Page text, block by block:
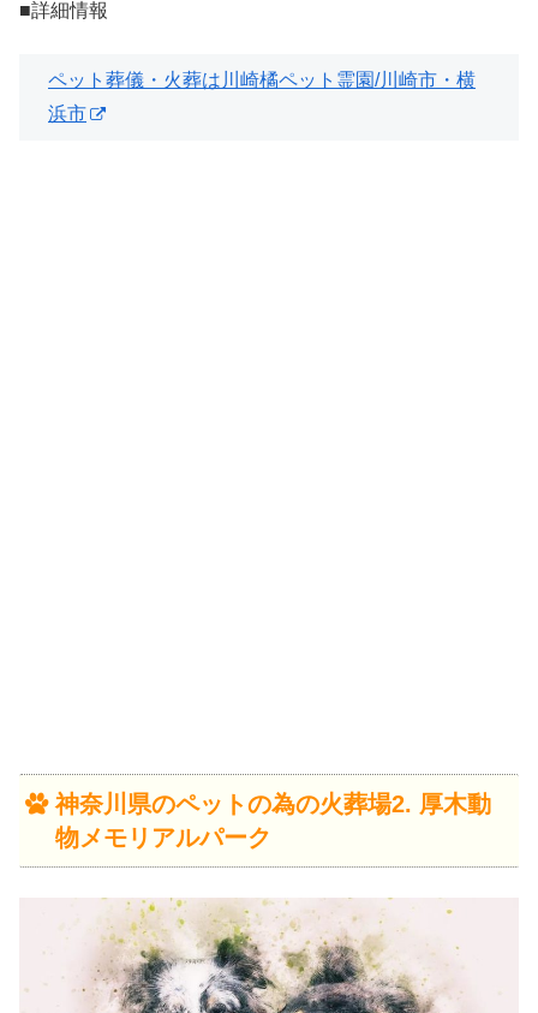
■詳細情報
ペット葬儀・火葬は川崎橘ペット霊園/川崎市・横
浜市
神奈川県のペットの為の火葬場2. 厚木動
物メモリアルパーク